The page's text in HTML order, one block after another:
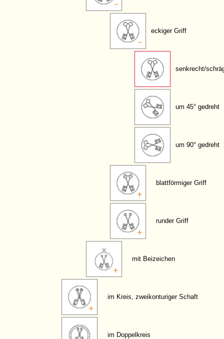
eckiger Griff
senkrecht/
um 45° gedreht
um 90° gedreht
blattförmiger Griff
runder Griff
mit Beizeichen
im Kreis, zweikonturiger Schaft
im Doppelkreis